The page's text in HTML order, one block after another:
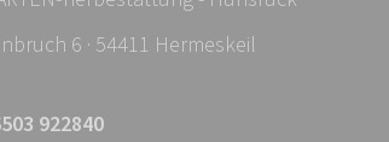
6 · 54411 Hermeskeil
922840